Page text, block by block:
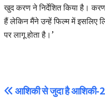
खुद करण ने निर्देशित किया है।
हैं लेकिन मैंने उन्हें फिल्म में इसलिए
पर लागू होता है।’
Post
आशिकी से जुदा है आशिकी-